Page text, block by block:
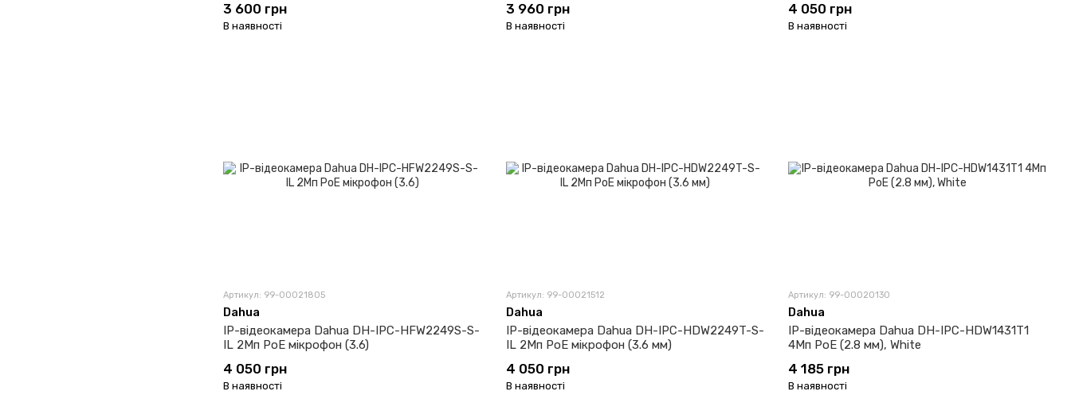
3 600 грн
В наявності
3 960 грн
В наявності
4 050 грн
В наявності
Артикул: 99-00021805
Dahua
IP-відеокамера Dahua DH-IPC-HFW2249S-S-
IL 2Мп PoE мікрофон (3.6)
4 050 грн
В наявності
Артикул: 99-00021512
Dahua
IP-відеокамера Dahua DH-IPC-HDW2249T-S-
IL 2Мп PoE мікрофон (3.6 мм)
4 050 грн
В наявності
Артикул: 99-00020130
Dahua
IP-відеокамера Dahua DH-IPC-HDW1431T1
4Мп PoE (2.8 мм), White
4 185 грн
В наявності